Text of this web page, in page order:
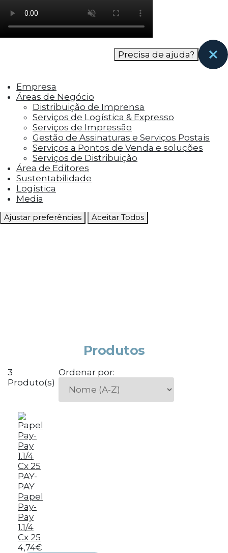
como os visitantes interagem com o site. Esses
cookies ajudam a fornecer informações sobre
as métricas do número de visitantes, taxa de
rejeição, origem do tráfego, etc.
funcionalidades, como compartilhar o
conteúdo do site em plataformas de social
media, coletar feedbacks e outros recursos de
terceiros.
Cookies Marketing
Os cookies de marketing são usados para
entregar aos visitantes anúncios
personalizados com base nas páginas que eles
visitaram antes e analisar a eficácia da
campanha publicitária.
Ajustar preferências Aceitar Todos
Precisa de ajuda?
Empresa
Áreas de Negócio
Distribuição de Imprensa
Serviços de Logística & Expresso
Serviços de Impressão
Gestão de Assinaturas e Serviços Postais
Serviços a Pontos de Venda e soluções
Serviços de Distribuição
Área de Editores
Sustentabilidade
Logística
Media
Produtos
3
Produto(s)
Ordenar por:
PAY-
PAY
Papel
Pay-
Pay
1.1/4
Cx 25
4,74€